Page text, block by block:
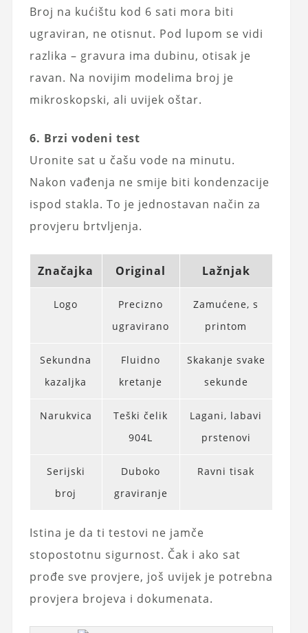
Broj na kućištu kod 6 sati mora biti
ugraviran, ne otisnut. Pod lupom se vidi
razlika – gravura ima dubinu, otisak je
ravan. Na novijim modelima broj je
mikroskopski, ali uvijek oštar.
6. Brzi vodeni test
Uronite sat u čašu vode na minutu.
Nakon vađenja ne smije biti kondenzacije
ispod stakla. To je jednostavan način za
provjeru brtvljenja.
Značajka Original Lažnjak
Logo
Precizno
ugravirano
Zamućene, s
printom
Sekundna
kazaljka
Fluidno
kretanje
Skakanje svake
sekunde
Narukvica
Teški čelik
904L
Lagani, labavi
prstenovi
Serijski
broj
Duboko
graviranje
Ravni tisak
Istina je da ti testovi ne jamče
stopostotnu sigurnost. Čak i ako sat
prođe sve provjere, još uvijek je potrebna
provjera brojeva i dokumenata.